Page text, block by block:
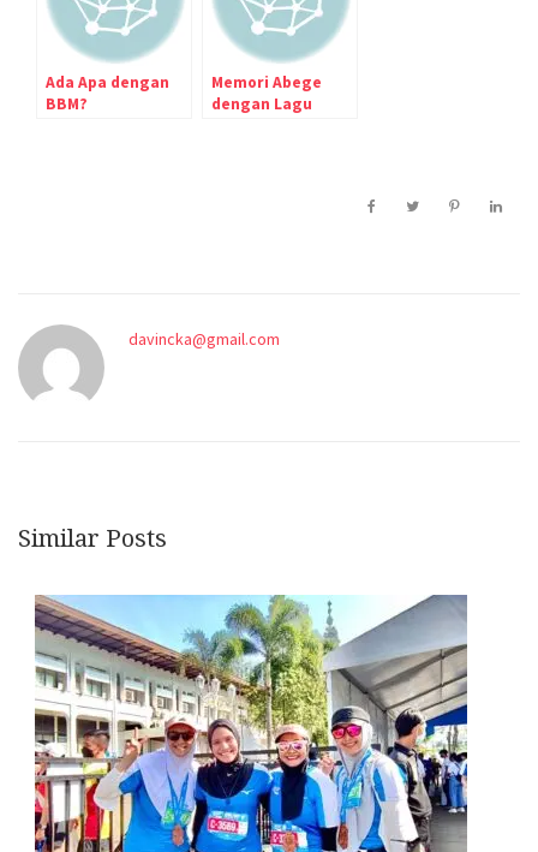
Ada Apa dengan
BBM?
Memori Abege
dengan Lagu
davincka@gmail.com
Similar Posts